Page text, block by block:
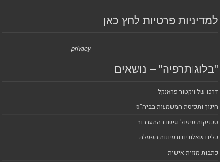
למדיניות פרטיות לחץ כאן
privacy
"בלוגותרפיה" – נושאים
דרכו של ויקטור פראנקל
חינוך ותפיסת המשמעות בביה"ס
טכניקות טיפול וגישות התערבות
כלים שאלונים ורעיונות הפעלה
כתבות מזוית אישית